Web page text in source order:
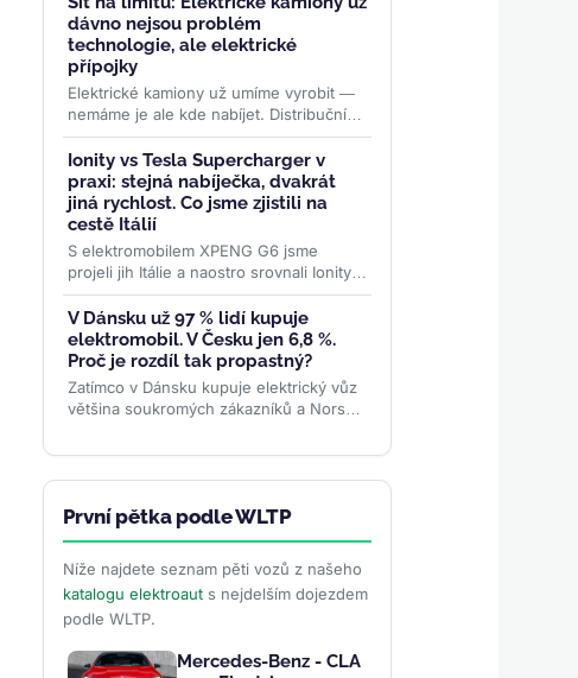
ale...>>
dávno nejsou problém
technologie, ale elektrické
přípojky
Elektrické kamiony už umíme vyrobit —
nemáme je ale kde nabíjet. Distribuční
síť je největší brzdou elektrifikace
nákladní dopravy....>>
Ionity vs Tesla Supercharger v
praxi: stejná nabíječka, dvakrát
jiná rychlost. Co jsme zjistili na
cestě Itálií
S elektromobilem XPENG G6 jsme
projeli jih Itálie a naostro srovnali Ionity a
Tesla Supercharger – ceny, rychlost i
spolehlivost. Na stejné...>>
V Dánsku už 97 % lidí kupuje
elektromobil. V Česku jen 6,8 %.
Proč je rozdíl tak propastný?
Zatímco v Dánsku kupuje elektrický vůz
většina soukromých zákazníků a Norsko
české registrace podle...>>
První pětka podle WLTP
Níže najdete seznam pěti vozů z našeho
katalogu elektroauts nejdelším dojezdem
podle WLTP.
Mercedes-Benz - CLA